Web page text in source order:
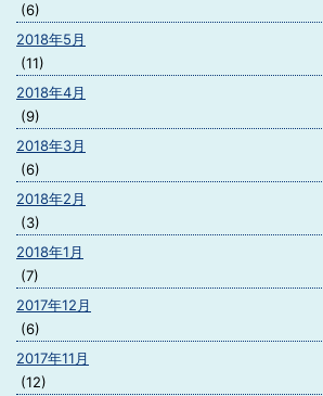
(6)
2018年5月
(11)
2018年4月
(9)
2018年3月
(6)
2018年2月
(3)
2018年1月
(7)
2017年12月
(6)
2017年11月
(12)